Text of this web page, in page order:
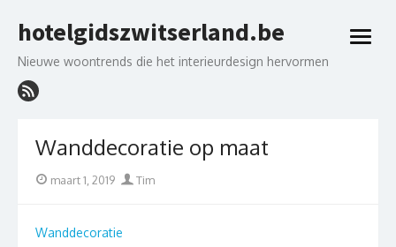
to
hotelgidszwitserland.be
Nieuwe woontrends die het interieurdesign hervormen
open
Wanddecoratie op maat
Posted
maart 1, 2019 Author
Tim
Wanddecoratie